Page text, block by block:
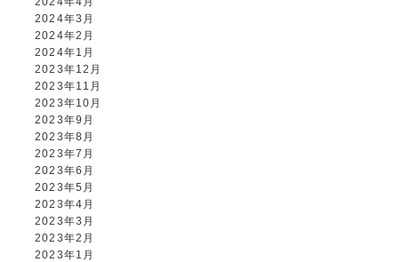
2024年3月
2024年2月
2024年1月
2023年12月
2023年11月
2023年10月
2023年9月
2023年8月
2023年7月
2023年6月
2023年5月
2023年4月
2023年3月
2023年2月
2023年1月